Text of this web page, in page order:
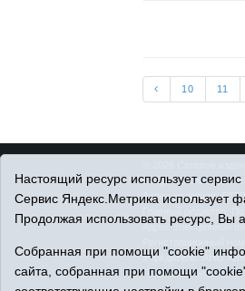
10 11
© При
Адрес редакции:
Адрес электронной
Учредитель: АНО
Политика оператора
Настоящий ресурс использует
Сервис Яндекс.Метрика использует
Продолжая использовать ресурс, Вы
Собранная при помощи "cookie"
сайта, собранная при помощи